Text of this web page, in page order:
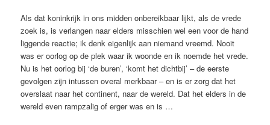
Als dat koninkrijk in ons midden onbereikbaar lijkt, als de vrede
zoek is, is verlangen naar elders misschien wel een voor de hand
liggende reactie; ik denk eigenlijk aan niemand vreemd. Nooit
was er oorlog op de plek waar ik woonde en ik noemde het vrede.
Nu is het oorlog bij ‘de buren’, ‘komt het dichtbij’ – de eerste
gevolgen zijn intussen overal merkbaar – en is er zorg dat het
overslaat naar het continent, naar de wereld. Dat het elders in de
wereld even rampzalig of erger was en is …